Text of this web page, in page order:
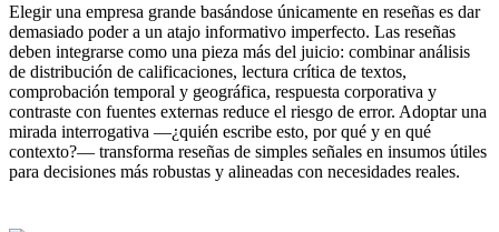
Elegir una empresa grande basándose únicamente en reseñas es dar
demasiado poder a un atajo informativo imperfecto. Las reseñas
deben integrarse como una pieza más del juicio: combinar análisis
de distribución de calificaciones, lectura crítica de textos,
comprobación temporal y geográfica, respuesta corporativa y
contraste con fuentes externas reduce el riesgo de error. Adoptar una
mirada interrogativa —¿quién escribe esto, por qué y en qué
contexto?— transforma reseñas de simples señales en insumos útiles
para decisiones más robustas y alineadas con necesidades reales.